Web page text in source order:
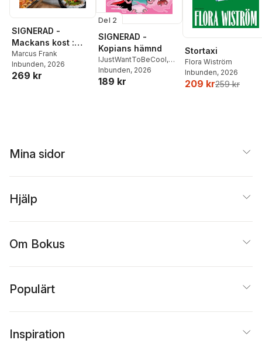
SIGNERAD -
Mackans kost :
Middagar och
matlådor
Marcus Frank
Inbunden, 2026
269 kr
Del 2
SIGNERAD -
Kopians hämnd
IJustWantToBeCool,
Joel Adolphson
Ejdemo Beer
Inbunden, 2026
189 kr
Stortaxi
Flora Wiström
Inbunden, 2026
209 kr259 kr
Mina sidor
Hjälp
Om Bokus
Populärt
Inspiration